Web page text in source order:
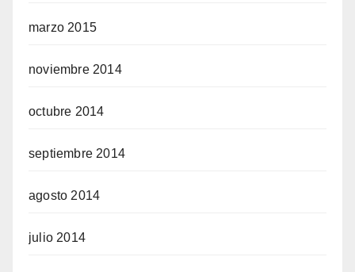
marzo 2015
noviembre 2014
octubre 2014
septiembre 2014
agosto 2014
julio 2014